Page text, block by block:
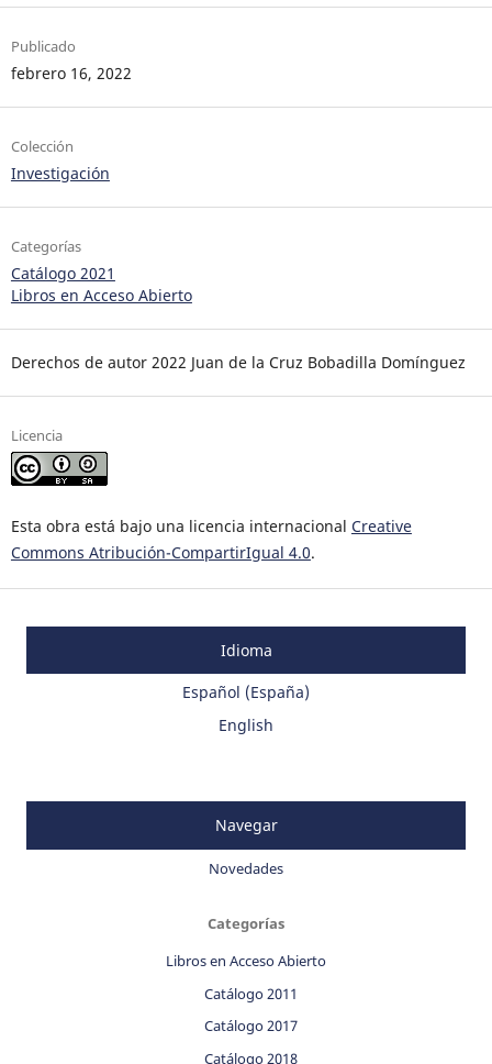
Publicado
febrero 16, 2022
Colección
Investigación
Categorías
Catálogo 2021
Libros en Acceso Abierto
Derechos de autor 2022 Juan de la Cruz Bobadilla Domínguez
Licencia
Esta obra está bajo una licencia internacional Creative
Commons Atribución-CompartirIgual 4.0.
Idioma
Español (España)
English
Navegar
Novedades
Categorías
Libros en Acceso Abierto
Catálogo 2011
Catálogo 2017
Catálogo 2018